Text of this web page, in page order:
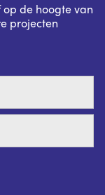
de hoogte van
projecten